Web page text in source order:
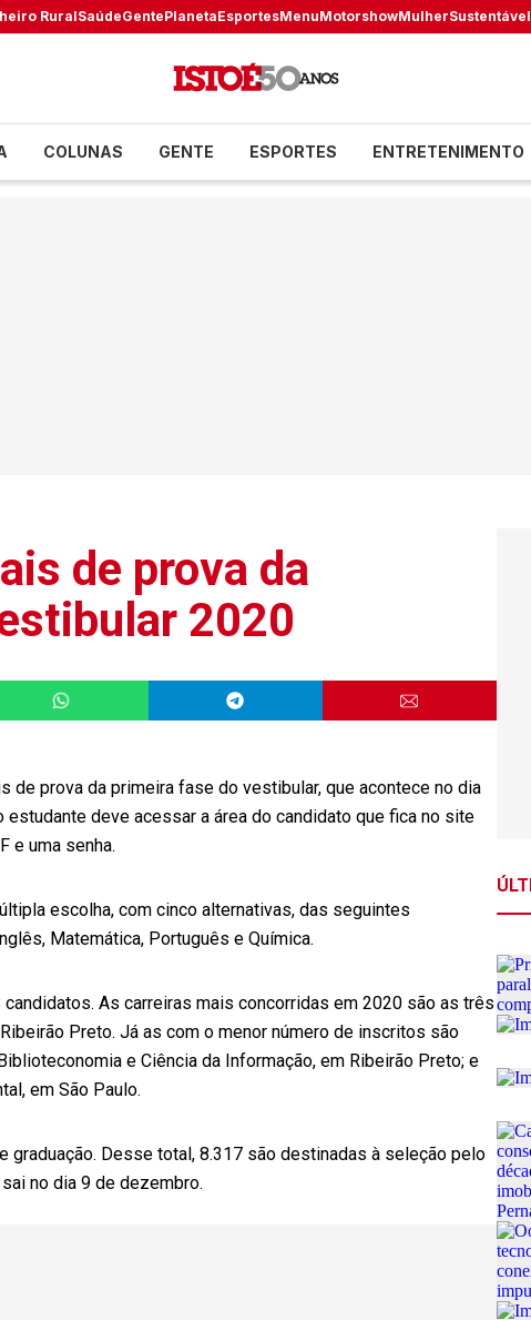
RuralSaúdeGentePlanetaEsportesMenuMotorshowMulherSustentável
COLUNAS GENTE ESPORTES ENTRETENIMENTO
de prova da
2020
de prova da primeira fase do vestibular, que acontece no dia
deve acessar a área do candidato que fica no site
e uma senha.
escolha, com cinco alternativas, das seguintes
Matemática, Português e Química.
As carreiras mais concorridas em 2020 são as três
Preto. Já as com o menor número de inscritos são
e Ciência da Informação, em Ribeirão Preto; e
em São Paulo.
graduação. Desse total, 8.317 são destinadas à seleção pelo
no dia 9 de dezembro.